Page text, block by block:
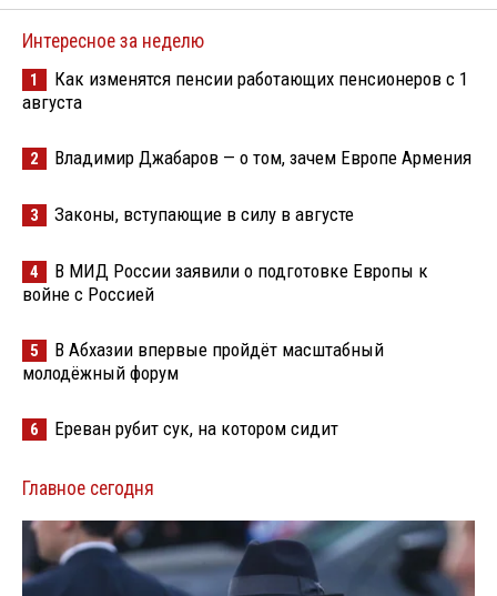
Интересное за неделю
1
Как изменятся пенсии работающих пенсионеров с 1
августа
2 Владимир Джабаров — о том, зачем Европе Армения
3 Законы, вступающие в силу в августе
4
В МИД России заявили о подготовке Европы к
войне с Россией
5
В Абхазии впервые пройдёт масштабный
молодёжный форум
6 Ереван рубит сук, на котором сидит
Главное сегодня